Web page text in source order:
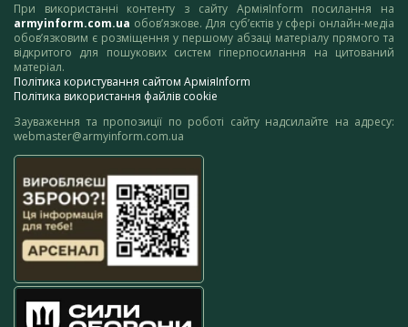
При використанні контенту з сайту АрміяInform посилання на
armyinform.com.ua обов’язкове. Для суб’єктів у сфері онлайн-медіа
обов’язковим є розміщення у першому абзаці матеріалу прямого та
відкритого для пошукових систем гіперпосилання на цитований
матеріал.
Політика користування сайтом АрміяInform
Політика використання файлів cookie
Зауваження та пропозиції по роботі сайту надсилайте на адресу:
webmaster@armyinform.com.ua